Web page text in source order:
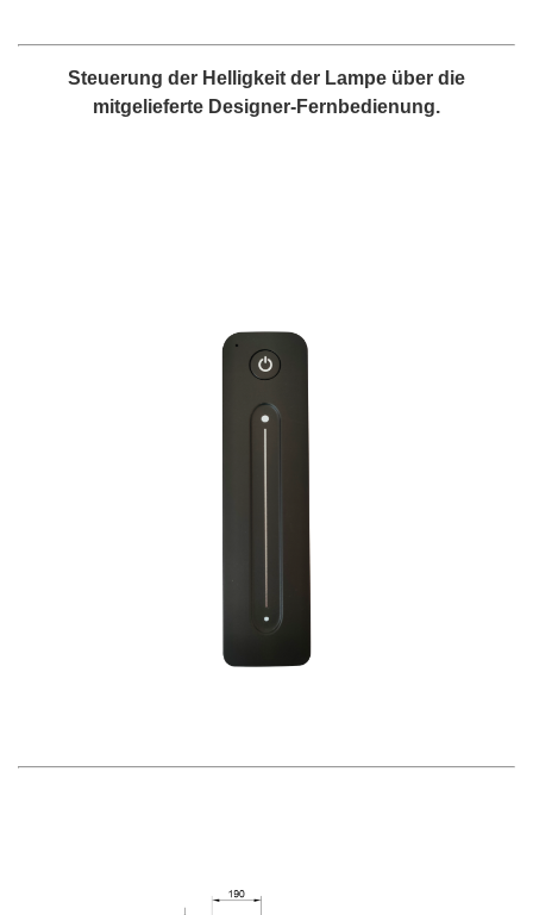
Steuerung der Helligkeit der Lampe über die
mitgelieferte Designer-Fernbedienung.